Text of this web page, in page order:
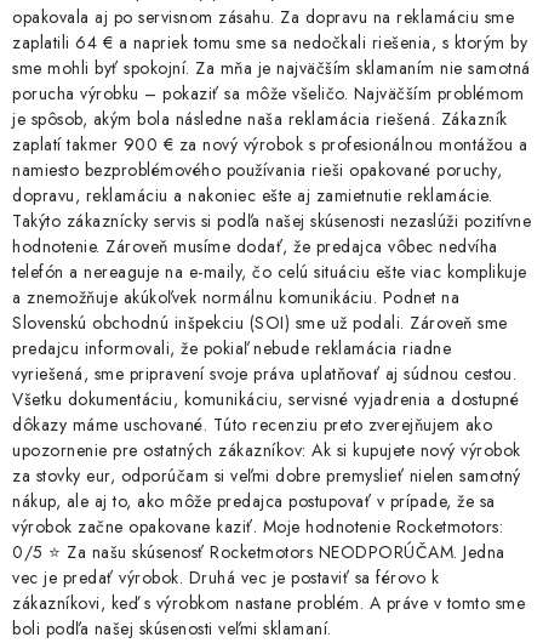
opakovala aj po servisnom zásahu. Za dopravu na reklamáciu sme
zaplatili 64 € a napriek tomu sme sa nedočkali riešenia, s ktorým by
sme mohli byť spokojní. Za mňa je najväčším sklamaním nie samotná
porucha výrobku – pokaziť sa môže všeličo. Najväčším problémom
je spôsob, akým bola následne naša reklamácia riešená. Zákazník
zaplatí takmer 900 € za nový výrobok s profesionálnou montážou a
namiesto bezproblémového používania rieši opakované poruchy,
dopravu, reklamáciu a nakoniec ešte aj zamietnutie reklamácie.
Takýto zákaznícky servis si podľa našej skúsenosti nezaslúži pozitívne
hodnotenie. Zároveň musíme dodať, že predajca vôbec nedvíha
telefón a nereaguje na e-maily, čo celú situáciu ešte viac komplikuje
a znemožňuje akúkoľvek normálnu komunikáciu. Podnet na
Slovenskú obchodnú inšpekciu (SOI) sme už podali. Zároveň sme
predajcu informovali, že pokiaľ nebude reklamácia riadne
vyriešená, sme pripravení svoje práva uplatňovať aj súdnou cestou.
Všetku dokumentáciu, komunikáciu, servisné vyjadrenia a dostupné
dôkazy máme uschované. Túto recenziu preto zverejňujem ako
upozornenie pre ostatných zákazníkov: Ak si kupujete nový výrobok
za stovky eur, odporúčam si veľmi dobre premyslieť nielen samotný
nákup, ale aj to, ako môže predajca postupovať v prípade, že sa
výrobok začne opakovane kaziť. Moje hodnotenie Rocketmotors:
0/5 ⭐ Za našu skúsenosť Rocketmotors NEODPORÚČAM. Jedna
vec je predať výrobok. Druhá vec je postaviť sa férovo k
zákazníkovi, keď s výrobkom nastane problém. A práve v tomto sme
boli podľa našej skúsenosti veľmi sklamaní.